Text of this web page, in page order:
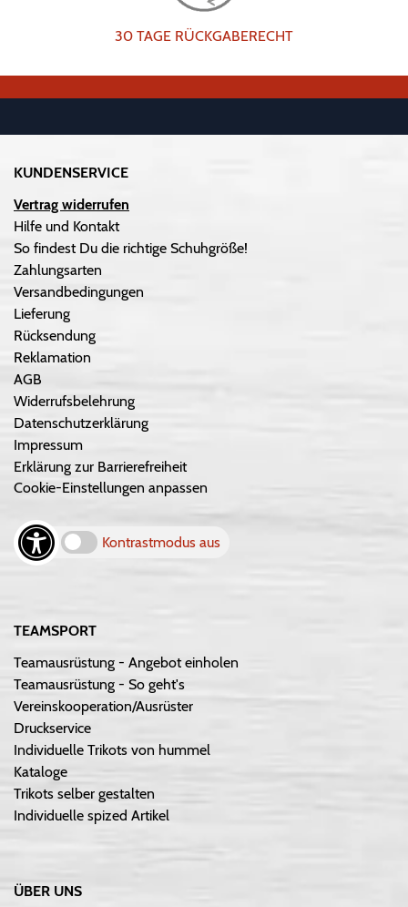
30 TAGE RÜCKGABERECHT
KUNDENSERVICE
Vertrag widerrufen
Hilfe und Kontakt
So findest Du die richtige Schuhgröße!
Zahlungsarten
Versandbedingungen
Lieferung
Rücksendung
Reklamation
AGB
Widerrufsbelehrung
Datenschutzerklärung
Impressum
Erklärung zur Barrierefreiheit
Cookie-Einstellungen anpassen
Kontrastmodus aus
TEAMSPORT
Teamausrüstung - Angebot einholen
Teamausrüstung - So geht's
Vereinskooperation/Ausrüster
Druckservice
Individuelle Trikots von hummel
Kataloge
Trikots selber gestalten
Individuelle spized Artikel
ÜBER UNS